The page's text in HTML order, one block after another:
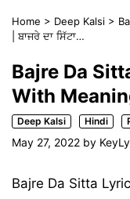
Home > Deep Kalsi >
| ਬਾਜਰੇ ਦਾ ਸਿੱਟਾ…
Bajre Da
With
Deep Kalsi Hindi
May 27, 2022 by
Bajre Da Sitta